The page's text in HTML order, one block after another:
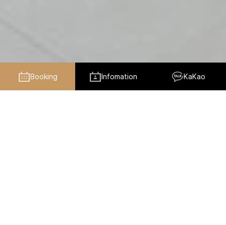
Booking Infomation KaKao